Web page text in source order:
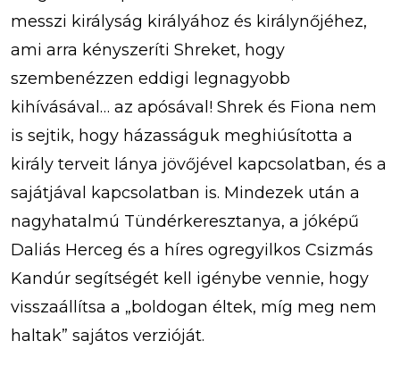
messzi királyság királyához és királynőjéhez,
ami arra kényszeríti Shreket, hogy
szembenézzen eddigi legnagyobb
kihívásával… az apósával! Shrek és Fiona nem
is sejtik, hogy házasságuk meghiúsította a
király terveit lánya jövőjével kapcsolatban, és a
sajátjával kapcsolatban is. Mindezek után a
nagyhatalmú Tündérkeresztanya, a jóképű
Daliás Herceg és a híres ogregyilkos Csizmás
Kandúr segítségét kell igénybe vennie, hogy
visszaállítsa a „boldogan éltek, míg meg nem
haltak” sajátos verzióját.